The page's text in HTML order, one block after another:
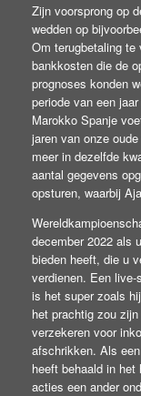
Zijn voorsprong op
wedden op
Om terugbetaling te
bankkosten die de
prognoses konden
periode van een
Marokko Spanje
jaren van onze
meer in dezelfde
aantal gegevens
opsturen, waarbij
december 2022 als
bieden heeft, die u
verdienen. Een
is het super zoals
het prachtig zou
verzekeren voor
afschrikken. Als
heeft behaald in
acties een ander